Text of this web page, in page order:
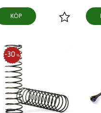
Lägg till i
KÖP
30 %